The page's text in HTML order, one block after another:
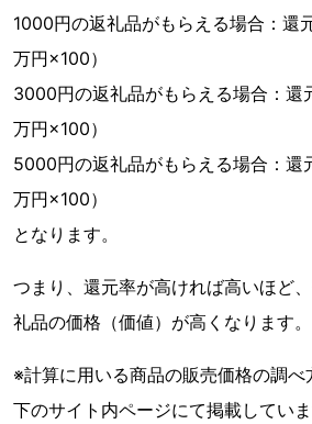
1000円の返礼品がもらえる場合：還
万円×100）
3000円の返礼品がもらえる場合：
万円×100）
5000円の返礼品がもらえる場合：
万円×100）
となります。
つまり、還元率が高ければ高いほど
礼品の価格（価値）が高くなります。
※計算に用いる商品の販売価格の調べ
下のサイト内ページにて掲載していま